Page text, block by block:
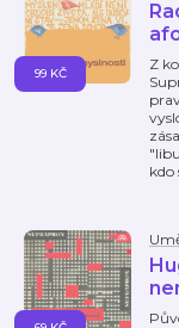
Z
kdo
99 KČ